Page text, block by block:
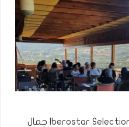
فندق Iberostar Selection Royal El Mansour جمال